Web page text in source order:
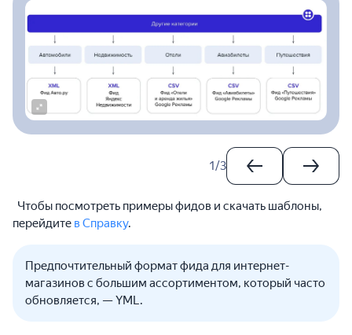
1/3
Чтобы посмотреть примеры фидов и скачать шаблоны,
перейдите в Справку.
Предпочтительный формат фида для интернет-
магазинов с большим ассортиментом, который часто
обновляется, — YML.